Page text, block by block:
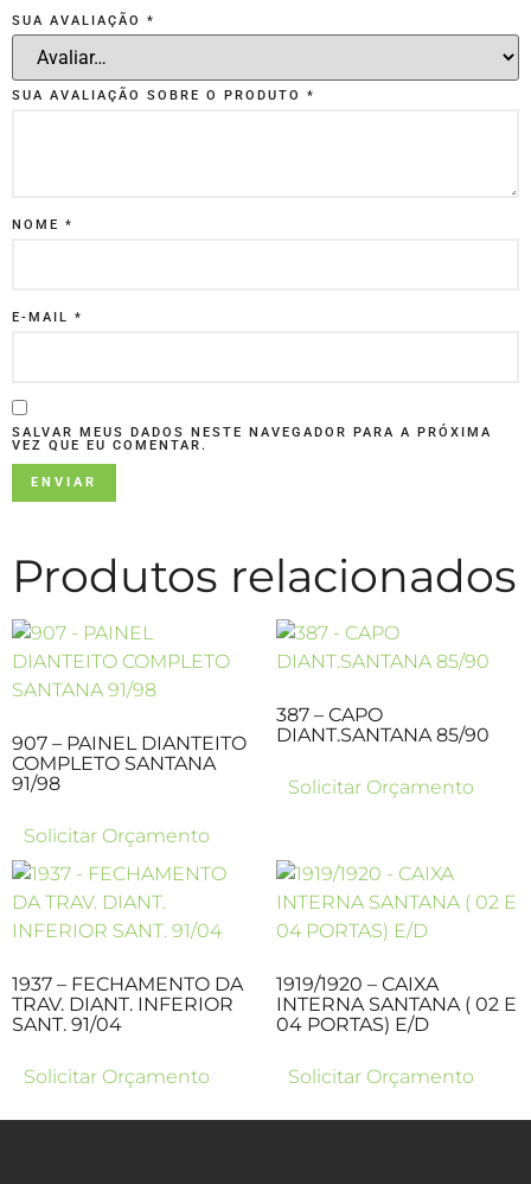
SUA AVALIAÇÃO *
SUA AVALIAÇÃO SOBRE O PRODUTO *
NOME *
E-MAIL *
SALVAR MEUS DADOS NESTE NAVEGADOR PARA A PRÓXIMA
VEZ QUE EU COMENTAR.
Produtos relacionados
907 – PAINEL DIANTEITO
COMPLETO SANTANA
91/98
Solicitar Orçamento
387 – CAPO
DIANT.SANTANA 85/90
Solicitar Orçamento
1937 – FECHAMENTO DA
TRAV. DIANT. INFERIOR
SANT. 91/04
Solicitar Orçamento
1919/1920 – CAIXA
INTERNA SANTANA ( 02 E
04 PORTAS) E/D
Solicitar Orçamento